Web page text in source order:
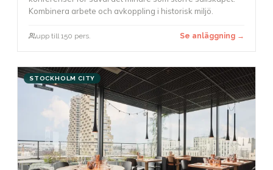
Kombinera arbete och avkoppling i historisk miljö.
upp till 150 pers. Se anläggning →
STOCKHOLM CITY